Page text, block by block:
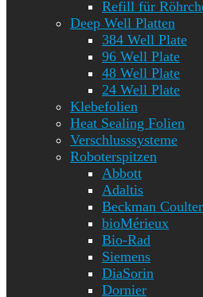
Refill für
Deep Well Platten
384 Well Plate
96 Well Plate
48 Well Plate
24 Well Plate
Klebefolien
Heat Sealing Folien
Verschlusssysteme
Roboterspitzen
Abbott
Adaltis
Beckman Coulter
bioMérieux
Bio-Rad
Siemens
DiaSorin
Dornier